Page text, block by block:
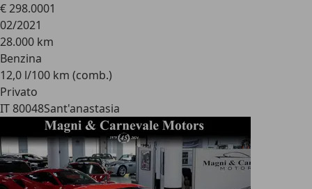
€ 298.0001
02/2021
28.000 km
Benzina
12,0 l/100 km (comb.)
Privato
IT 80048Sant'anastasia